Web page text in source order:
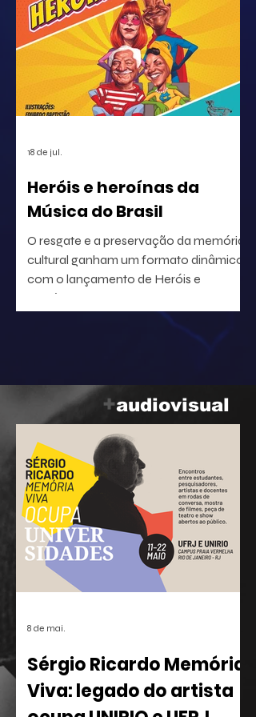
e a distribuição em escala global, a
identificação precisa de ativos musicais
tornou-se a premissa básica para a
correta circulação de rendimentos e
para a segurança jurídica de quem
utiliza o repertório.
Heróis e heroínas da
Música do Brasil
O resgate e a preservação da memória
cultural ganham um formato dinâmico
com o lançamento de Heróis e
heroínas da MPB. O projeto, idealizado
pelo radialista e produtor Geraldo Leite
— integrante do grupo Rumo, nome
Baptistão, propõe uma navegação
interativa pela história da música
popular brasileira.
18 de jul.
+audiovisual
Sérgio Ricardo Memória
Viva: legado do artista
8 de mai.